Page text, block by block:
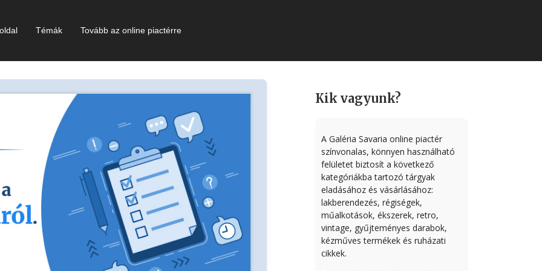
Témák Tovább az online piactérre
Kik vagyunk?
A Galéria Savaria online piactér
színvonalas, könnyen használható
felületet biztosít a következő
kategóriákba tartozó tárgyak
eladásához és vásárlásához:
lakberendezés, régiségek,
műalkotások, ékszerek, retro,
vintage, gyűjteményes darabok,
kézműves termékek és ruházati
cikkek.